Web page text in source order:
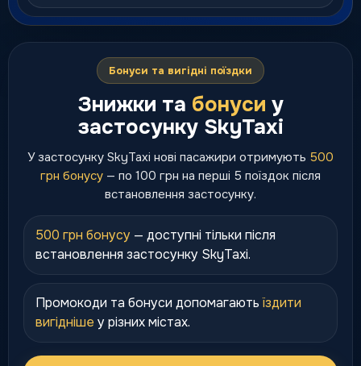
Бонуси та вигідні поїздки
Знижки та бонуси у
застосунку SkyTaxi
У застосунку SkyTaxi нові пасажири отримують 500
грн бонусу — по 100 грн на перші 5 поїздок після
встановлення застосунку.
500 грн бонусу — доступні тільки після
встановлення застосунку SkyTaxi.
Промокоди та бонуси допомагаютьїздити
вигідніше у різних містах.